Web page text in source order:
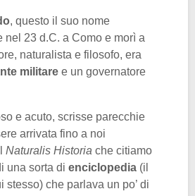
, questo il suo nome
nel 23 d.C. a Como e morì a
naturalista e filosofo, era
militare e un governatore
e acuto, scrisse parecchie
arrivata fino a noi
Naturalis Historia che citiamo
una sorta di enciclopedia (il
stesso) che parlava un po’ di